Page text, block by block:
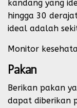
kandang yang
hingga 30
ideal adalah
Monitor
Pakan
Berikan pakan
dapat diberikan